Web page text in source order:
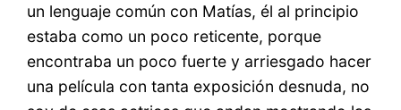
un lenguaje común con Matías, él al principio
estaba como un poco reticente, porque
encontraba un poco fuerte y arriesgado hacer
una película con tanta exposición desnuda, no